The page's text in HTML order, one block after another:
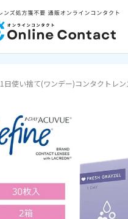
1日使い捨て(ワンデー)コンタクトレン